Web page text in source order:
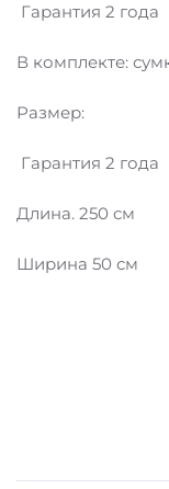
Гарантия 2 года
В комплекте:
Размер:
Гарантия 2 года
Длина. 250 см
Ширина 50 см